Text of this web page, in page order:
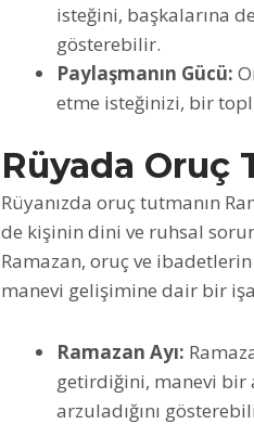
isteğini, başkalarına
gösterebilir.
Paylaşmanın Gücü:
etme isteğinizi, bir
Rüyada Oruç
Rüyanızda oruç tutmanın
de kişinin dini ve ruhsal
Ramazan, oruç ve
manevi gelişimine dair bir
Ramazan Ayı:
getirdiğini, manevi bir
arzuladığını